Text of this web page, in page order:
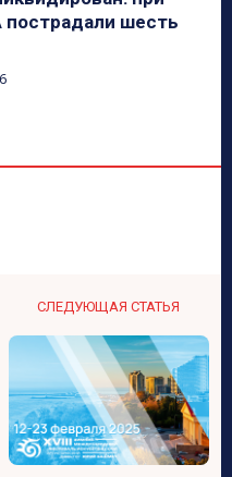
шесть
СЛЕДУЮЩАЯ СТАТЬЯ